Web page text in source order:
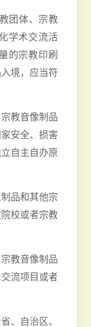
团体、宗教
学术交流活
的宗教印刷
境，应当符
教音像制品
安全、损害
自主自办原
品和其他宗
校或者宗教
教音像制品
流项目或者
、自治区、